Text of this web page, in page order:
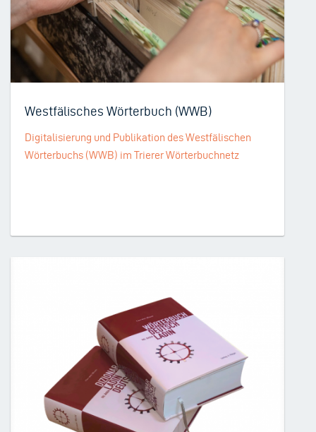
Westfälisches Wörterbuch (WWB)
Digitalisierung und Publikation des Westfälischen
Wörterbuchs (WWB) im Trierer Wörterbuchnetz